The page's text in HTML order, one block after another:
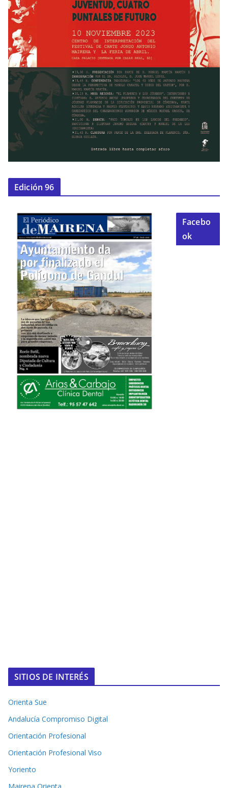
Edición 96
Facebo
ok
SITIOS DE INTERÉS
Orienta Sue
Andalucía Compromiso Digital
Orientación Profesional
Orientación Profesional Viso
Yoriento